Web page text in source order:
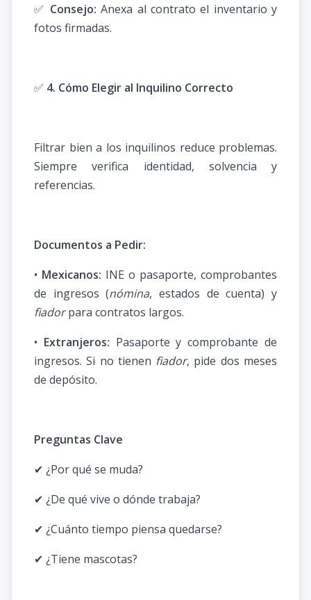
✅ Consejo: Anexa al contrato el inventario y
fotos firmadas.
✅ 4. Cómo Elegir al Inquilino Correcto
Filtrar bien a los inquilinos reduce problemas.
Siempre verifica identidad, solvencia y
referencias.
Documentos a Pedir:
• Mexicanos: INE o pasaporte, comprobantes
de ingresos (nómina, estados de cuenta) y
fiadorpara contratos largos.
• Extranjeros: Pasaporte y comprobante de
ingresos. Si no tienen fiador, pide dos meses
de depósito.
Preguntas Clave
✔ ¿Por qué se muda?
✔ ¿De qué vive o dónde trabaja?
✔ ¿Cuánto tiempo piensa quedarse?
✔ ¿Tiene mascotas?